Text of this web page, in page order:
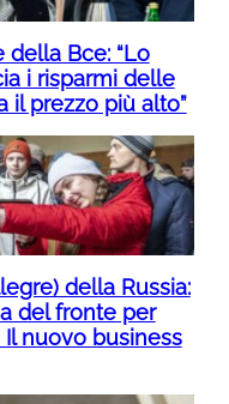
della Bce: “Lo
i risparmi delle
il prezzo più alto”
della Russia:
del fronte per
nuovo business